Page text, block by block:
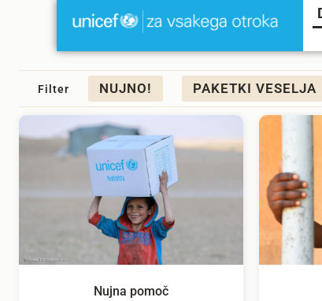
Filter NUJNO! PAKETKI VESELJA
Nujna pomoč